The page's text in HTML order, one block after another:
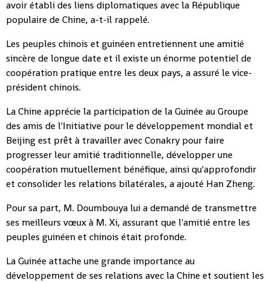
avoir établi des liens diplomatiques avec la République
populaire de Chine, a-t-il rappelé.
Les peuples chinois et guinéen entretiennent une amitié
sincère de longue date et il existe un énorme potentiel de
coopération pratique entre les deux pays, a assuré le vice-
président chinois.
La Chine apprécie la participation de la Guinée au Groupe
des amis de l'Initiative pour le développement mondial et
Beijing est prêt à travailler avec Conakry pour faire
progresser leur amitié traditionnelle, développer une
coopération mutuellement bénéfique, ainsi qu'approfondir
et consolider les relations bilatérales, a ajouté Han Zheng.
Pour sa part, M. Doumbouya lui a demandé de transmettre
ses meilleurs vœux à M. Xi, assurant que l'amitié entre les
peuples guinéen et chinois était profonde.
La Guinée attache une grande importance au
développement de ses relations avec la Chine et soutient les